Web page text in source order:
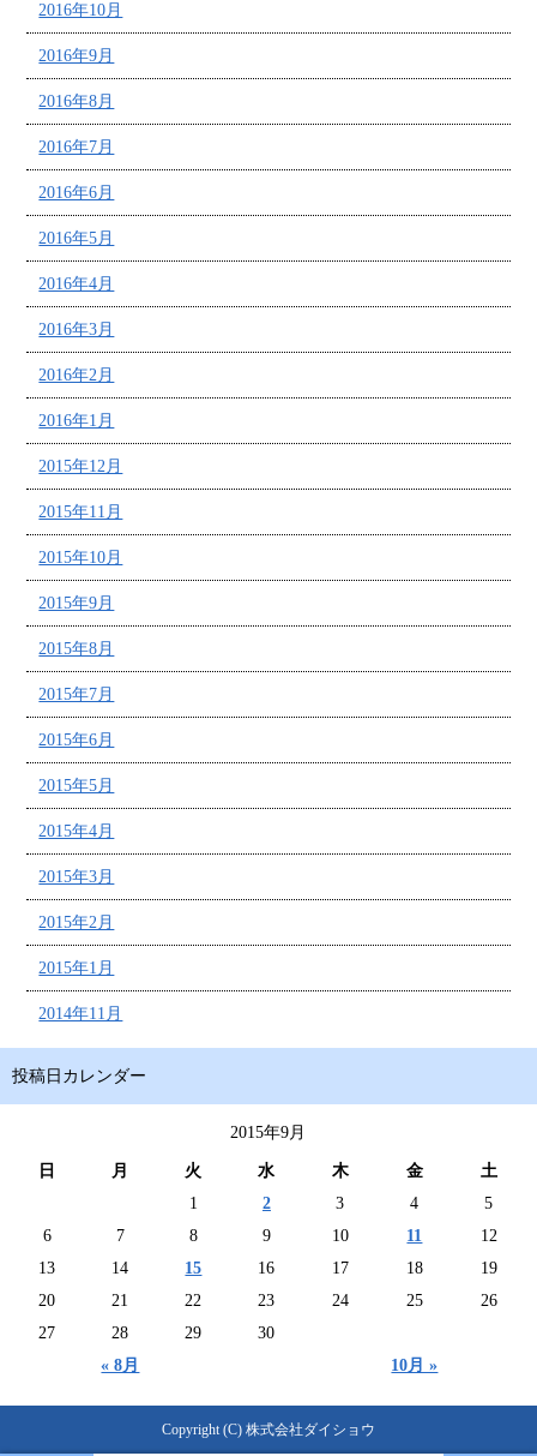
2016年10月
2016年9月
2016年8月
2016年7月
2016年6月
2016年5月
2016年4月
2016年3月
2016年2月
2016年1月
2015年12月
2015年11月
2015年10月
2015年9月
2015年8月
2015年7月
2015年6月
2015年5月
2015年4月
2015年3月
2015年2月
2015年1月
2014年11月
投稿日カレンダー
2015年9月
日 月 火 水 木 金 土
« 8月 10月 »
1 2 3 4
5
6
7 8 9 10 11
12
13
14 15 16 17 18
19
20
21 22 23 24 25
26
27
28 29 30
Copyright (C) 株式会社ダイショウ